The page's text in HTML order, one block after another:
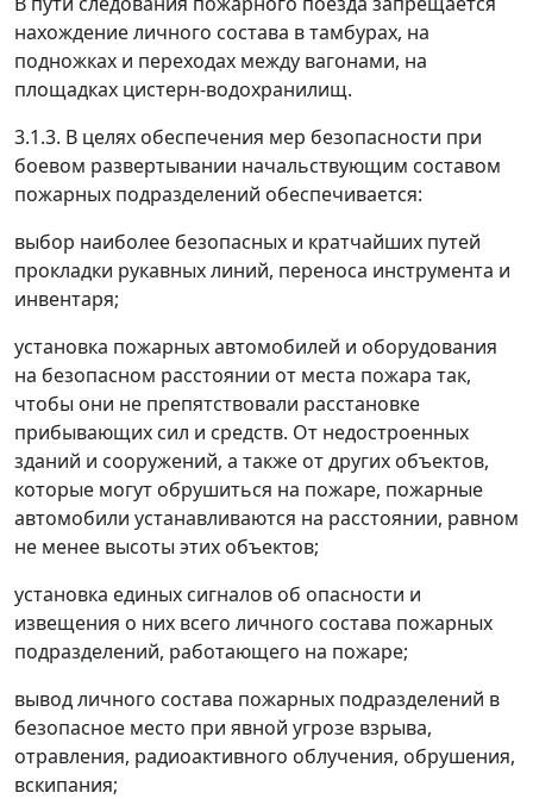
нахождение личного состава в тамбурах, на
подножках и переходах между вагонами, на
площадках цистерн-водохранилищ.
3.1.3. В целях обеспечения мер безопасности при
боевом развертывании начальствующим составом
пожарных подразделений обеспечивается:
выбор наиболее безопасных и кратчайших путей
прокладки рукавных линий, переноса инструмента и
инвентаря;
установка пожарных автомобилей и оборудования
на безопасном расстоянии от места пожара так,
чтобы они не препятствовали расстановке
прибывающих сил и средств. От недостроенных
зданий и сооружений, а также от других объектов,
которые могут обрушиться на пожаре, пожарные
автомобили устанавливаются на расстоянии, равном
не менее высоты этих объектов;
установка единых сигналов об опасности и
извещения о них всего личного состава пожарных
подразделений, работающего на пожаре;
вывод личного состава пожарных подразделений в
безопасное место при явной угрозе взрыва,
отравления, радиоактивного облучения, обрушения,
вскипания;